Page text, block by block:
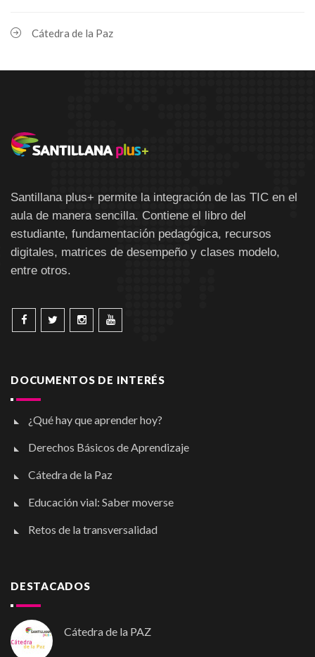
Cátedra de la Paz
Santillana plus+ permite la integración de las TIC en el
aula de manera sencilla. Contiene el libro del
estudiante, fundamentación pedagógica, recursos
digitales, matrices de desempeño y clases modelo,
entre otros.
DOCUMENTOS DE INTERÉS
¿Qué hay que aprender hoy?
Derechos Básicos de Aprendizaje
Cátedra de la Paz
Educación vial: Saber moverse
Retos de la transversalidad
DESTACADOS
Cátedra de la PAZ